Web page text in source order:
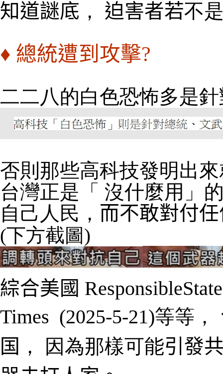
知道謎底 ， 迫害者若不
♦ 總統遭到攻擊?
二二八的白色恐怖多是
否則那些高科技發明出
台灣正是「 沒什麼用 」
自己人民， 而不敢對付
(下方截圖)
綜合美國
Times (2025-5-21)等等，
国 ， 因為那樣可能引發